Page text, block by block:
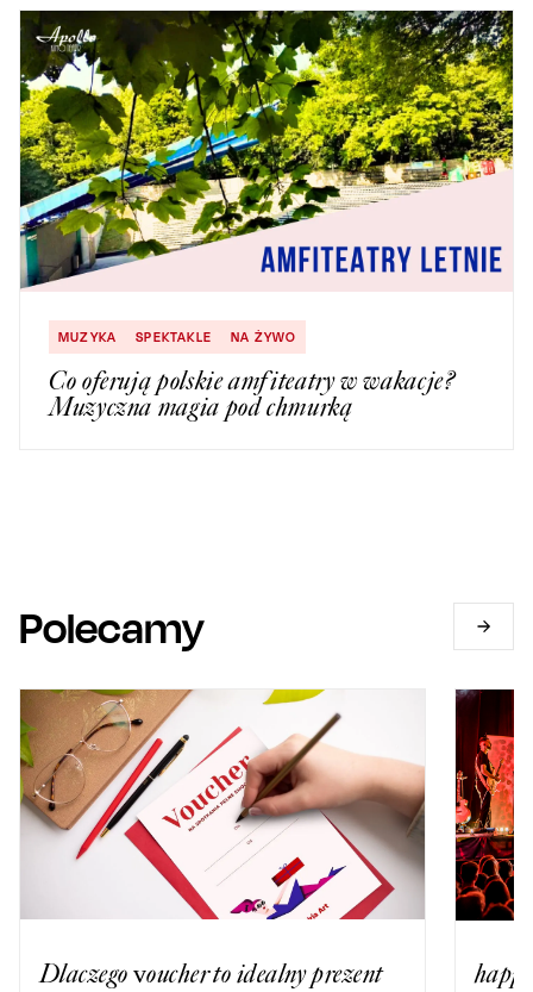
MUZYKA SPEKTAKLE NA ŻYWO
Co oferują polskie amfiteatry w wakacje?
Muzyczna magia pod chmurką
Polecamy
Dlaczego voucher to idealny prezent